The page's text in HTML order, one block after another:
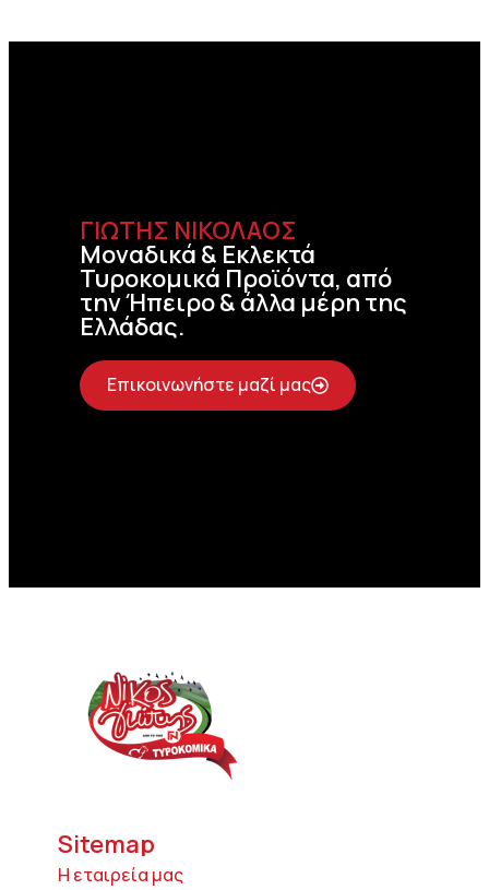
ΓΙΩΤΗΣ ΝΙΚΟΛΑΟΣ
Μοναδικά & Εκλεκτά
Τυροκομικά Προϊόντα, από
την Ήπειρο & άλλα μέρη της
Ελλάδας.
Επικοινωνήστε μαζί μας
Sitemap
Η εταιρεία μας